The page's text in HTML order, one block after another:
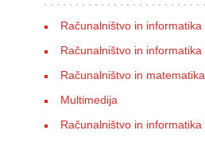
Računalništvo in informatika
Računalništvo in informatika
Računalništvo in matematika
Multimedija
Računalništvo in informatika